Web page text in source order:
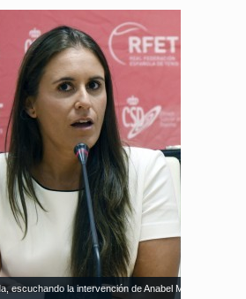
escuchando la intervención de Anabel Medina